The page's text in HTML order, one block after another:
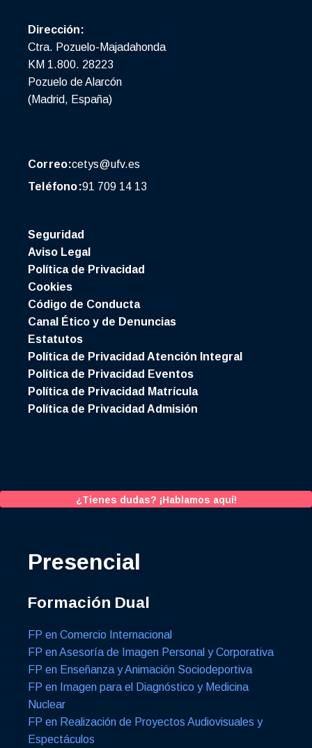
Dirección:
Ctra. Pozuelo-Majadahonda
KM 1.800. 28223
Pozuelo de Alarcón
(Madrid, España)
Correo:cetys@ufv.es
Teléfono:91 709 14 13
Seguridad
Aviso Legal
Política de Privacidad
Cookies
Código de Conducta
Canal Ético y de Denuncias
Estatutos
Política de Privacidad Atención Integral
Política de Privacidad Eventos
Política de Privacidad Matrícula
Política de Privacidad Admisión
¿Tienes dudas? ¡Hablamos aquí!
Presencial
Formación Dual
FP en Comercio Internacional
FP en Asesoría de Imagen Personal y Corporativa
FP en Enseñanza y Animación Sociodeportiva
FP en Imagen para el Diagnóstico y Medicina
Nuclear
FP en Realización de Proyectos Audiovisuales y
Espectáculos